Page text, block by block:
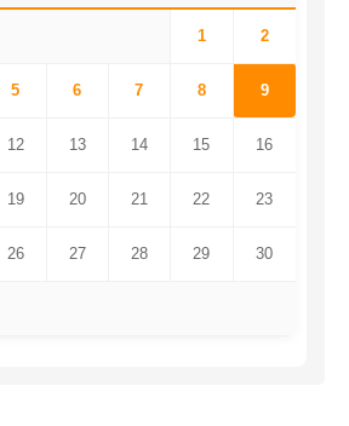
1 2
5 6 7 8 9
12 13 14 15 16
19 20 21 22 23
26 27 28 29 30